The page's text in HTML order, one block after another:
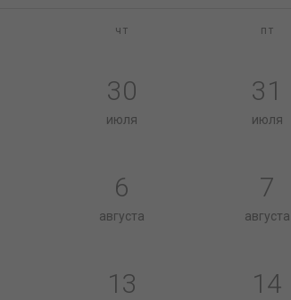
чт пт
30
июля
31
июля
6
августа
7
августа
13 14